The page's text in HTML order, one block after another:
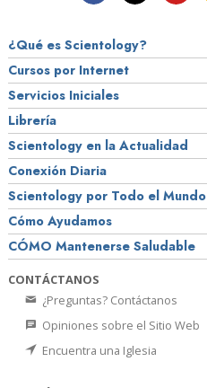
¿Qué es Scientology?
Cursos por Internet
Servicios Iniciales
Librería
Scientology en la Actualidad
Conexión Diaria
Scientology por Todo el Mundo
Cómo Ayudamos
CÓMO Mantenerse Saludable
CONTÁCTANOS
¿Preguntas? Contáctanos
Opiniones sobre el Sitio Web
Encuentra una Iglesia